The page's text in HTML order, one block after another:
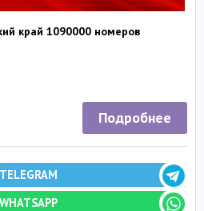
край 1090000 номеров
Подробнее